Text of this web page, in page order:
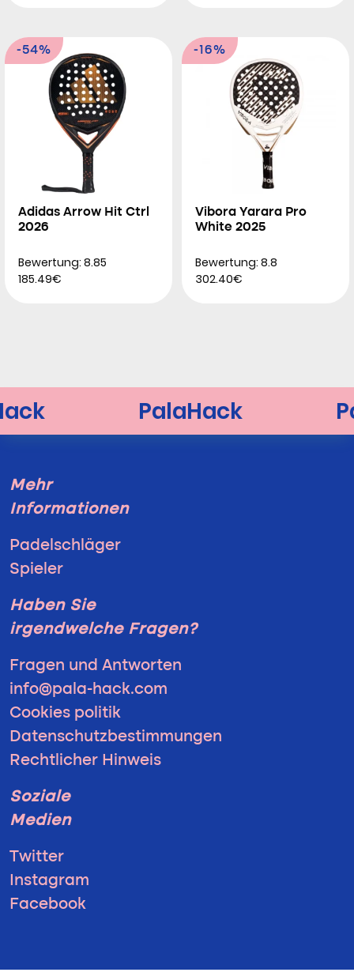
-54%
Adidas Arrow Hit Ctrl
2026
Bewertung: 8.85
185.49€
-16%
Vibora Yarara Pro
White 2025
Bewertung: 8.8
302.40€
Mehr
Informationen
Padelschläger
Spieler
Haben Sie
irgendwelche Fragen?
Fragen und Antworten
info@pala-hack.com
Cookies politik
Datenschutzbestimmungen
Rechtlicher Hinweis
Soziale
Medien
Twitter
Instagram
Facebook